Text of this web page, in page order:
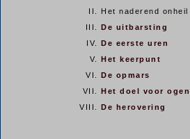
Het naderend onheil
De uitbarsting
De eerste uren
Het keerpunt
De opmars
Het doel voor ogen
De herovering